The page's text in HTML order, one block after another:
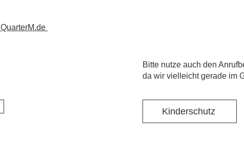
​Bitte nutze auch den
da wir vielleicht gerade im
Kinderschutz